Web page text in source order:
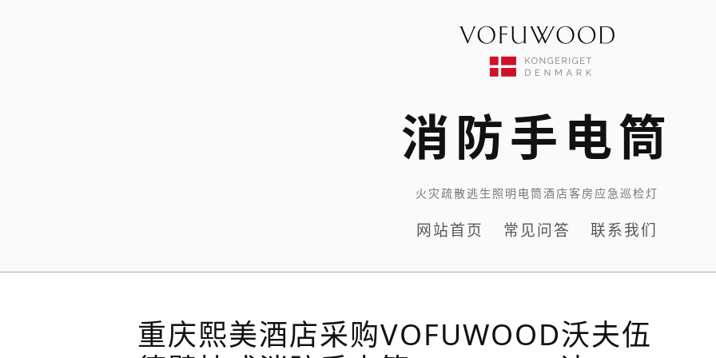
消防手电筒
火灾疏散逃生照明电筒酒店客房应急巡检灯
网站首页 常见问答 联系我们
重庆熙美酒店采购VOFUWOOD沃夫伍